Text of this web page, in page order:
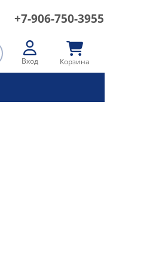
+7-906-750-3955
Вход Корзина